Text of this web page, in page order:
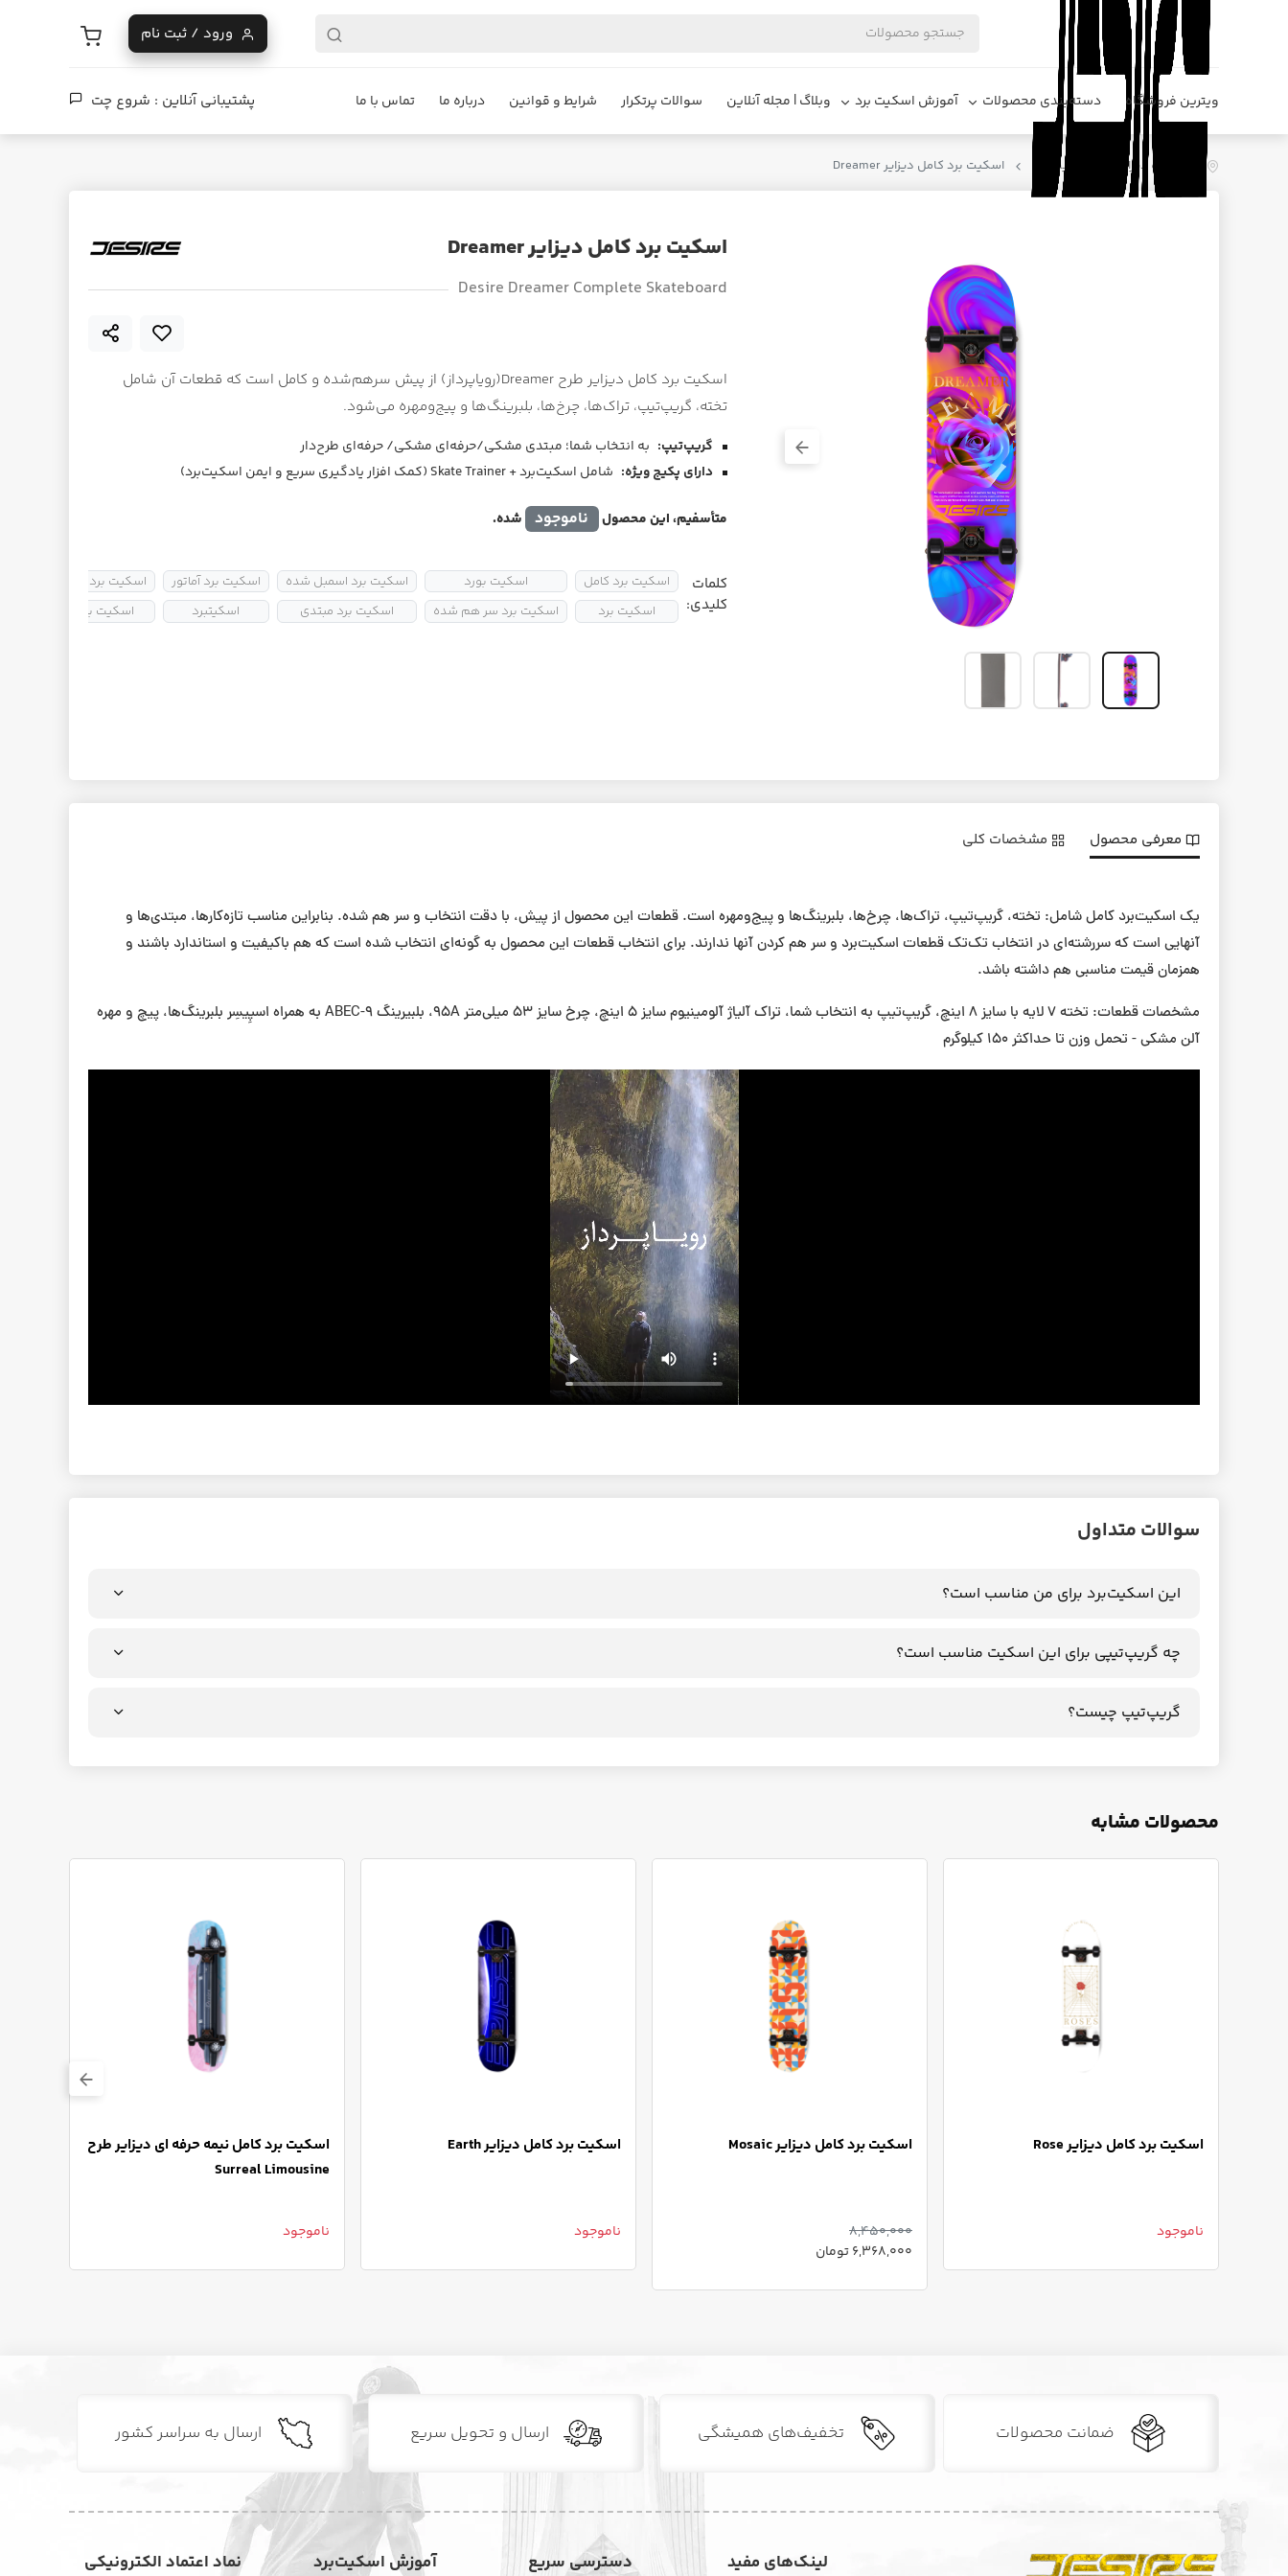
ورود / ثبت نام
ویترین فروشگاه دسته‌بندی محصولات آموزش اسکیت برد وبلاگ | مجله آنلاین سوالات پرتکرار شرایط و قوانین درباره ما تماس با ما پشتیبانی آنلاین : شروع چت
فروشگاه دیزایر اسکیت برد اسکیت برد کامل دیزایر Dreamer
اسکیت برد کامل دیزایر Dreamer
Desire Dreamer Complete Skateboard
اسکیت برد کامل دیزایر طرح Dreamer(رویاپرداز) از پیش سرهم‌شده و کامل است که قطعات آن شامل
تخته، گریپ‌تیپ، تراک‌ها، چرخ‌ها، بلبرینگ‌ها و پیج‌ومهره می‌شود.
گریپ‌تیپ: به انتخاب شما؛ مبتدی مشکی/حرفه‌ای مشکی/ حرفه‌ای طرح‌دار
دارای پکیج ویژه: شامل اسکیت‌برد + Skate Trainer (کمک افزار یادگیری سریع و ایمن اسکیت‌برد)
متأسفیم، این محصول ناموجود شده.
کلمات
کلیدی:
اسکیت برد کامل
اسکیت برد
اسکیت بورد
اسکیت برد سر هم شده
اسکیت برد اسمبل شده
اسکیت برد مبتدی
اسکیت برد آماتور
اسکیتبرد
اسکیت برد استاندارد
اسکیت برد ارزان
معرفی محصول مشخصات کلی
یک اسکیت‌برد کامل شامل: تخته، گریپ‌تیپ، تراک‌ها، چرخ‌ها، بلبرینگ‌ها و پیج‌ومهره است. قطعات این محصول از پیش، با دقت انتخاب و سر هم شده. بنابراین مناسب تازه‌کارها، مبتدی‌ها و
آنهایی است که سررشته‌ای در انتخاب تک‌تک قطعات اسکیت‌برد و سر هم کردن آنها ندارند. برای انتخاب قطعات این محصول به گونه‌ای انتخاب شده است که هم باکیفیت و استاندارد باشند و
همزمان قیمت مناسبی هم داشته باشد.
مشخصات قطعات: تخته ۷ لایه با سایز ۸ اینچ، گریپ‌تیپ به انتخاب شما، تراک‌ آلیاژ آلومینیوم سایز ۵ اینچ، چرخ‌‌ سایز ۵۳ میلی‌متر 95A، بلبیرینگ ABEC-9 به همراه اسپِیسِر بلبرینگ‌ها، پیچ و مهره
آلن مشکی - تحمل وزن تا حداکثر ۱۵۰ کیلوگرم
سوالات متداول
این اسکیت‌برد برای من مناسب است؟
چه گریپ‌تیپی برای این اسکیت مناسب است؟
گریپ‌تیپ چیست؟
محصولات مشابه
اسکیت برد کامل دیزایر Rose
ناموجود
اسکیت برد کامل دیزایر Mosaic
8,450,000
6,368,000 تومان
اسکیت برد کامل دیزایر Earth
ناموجود
اسکیت برد کامل نیمه حرفه ای دیزایر طرح
Surreal Limousine
ناموجود
ضمانت محصولات تخفیف‌های همیشگی ارسال و تحویل سریع ارسال به سراسر کشور
لینک‌های مفید دسترسی سریع آموزش اسکیت‌برد نماد اعتماد الکترونیکی